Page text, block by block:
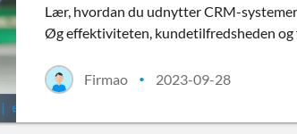
Lær, hvordan du udnytter CRM-
Øg effektiviteten, kundetilfredsheden og
Firmao • 2023-09-28